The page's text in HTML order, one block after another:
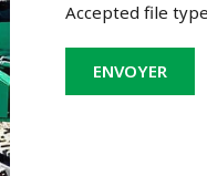
Accepted file